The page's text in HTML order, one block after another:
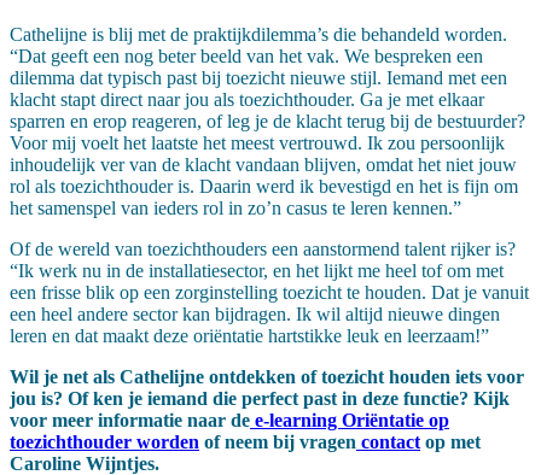
Cathelijne is blij met de praktijkdilemma’s die behandeld worden.
“Dat geeft een nog beter beeld van het vak. We bespreken een
dilemma dat typisch past bij toezicht nieuwe stijl. Iemand met een
klacht stapt direct naar jou als toezichthouder. Ga je met elkaar
sparren en erop reageren, of leg je de klacht terug bij de bestuurder?
Voor mij voelt het laatste het meest vertrouwd. Ik zou persoonlijk
inhoudelijk ver van de klacht vandaan blijven, omdat het niet jouw
rol als toezichthouder is. Daarin werd ik bevestigd en het is fijn om
het samenspel van ieders rol in zo’n casus te leren kennen.”
Of de wereld van toezichthouders een aanstormend talent rijker is?
“Ik werk nu in de installatiesector, en het lijkt me heel tof om met
een frisse blik op een zorginstelling toezicht te houden. Dat je vanuit
een heel andere sector kan bijdragen. Ik wil altijd nieuwe dingen
leren en dat maakt deze oriëntatie hartstikke leuk en leerzaam!”
Wil je net als Cathelijne ontdekken of toezicht houden iets voor
jou is? Of ken je iemand die perfect past in deze functie? Kijk
voor meer informatie naar de e-learning Oriëntatie op
toezichthouder worden of neem bij vragen contact op met
Caroline Wijntjes.